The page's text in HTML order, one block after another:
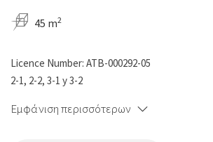
45 m2
Licence Number: ATB-000292-05
2-1, 2-2, 3-1 y 3-2
Εμφάνιση περισσότερων